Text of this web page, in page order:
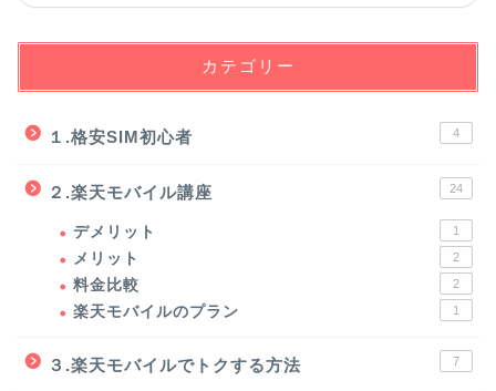
カテゴリー
１.格安SIM初心者 4
２.楽天モバイル講座 24
デメリット 1
メリット 2
料金比較 2
楽天モバイルのプラン 1
３.楽天モバイルでトクする方法 7